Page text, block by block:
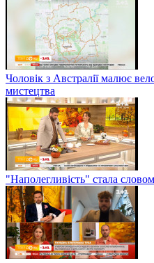
Чоловік з Австралії малює
мистецтва
"Наполегливість" стала